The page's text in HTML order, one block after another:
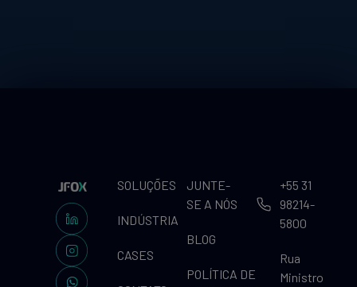
SOLUÇÕES
INDÚSTRIA
CASES
JUNTE-
SE A NÓS
BLOG
POLÍTICA DE
+55 31
98214-
5800
Rua
Ministro